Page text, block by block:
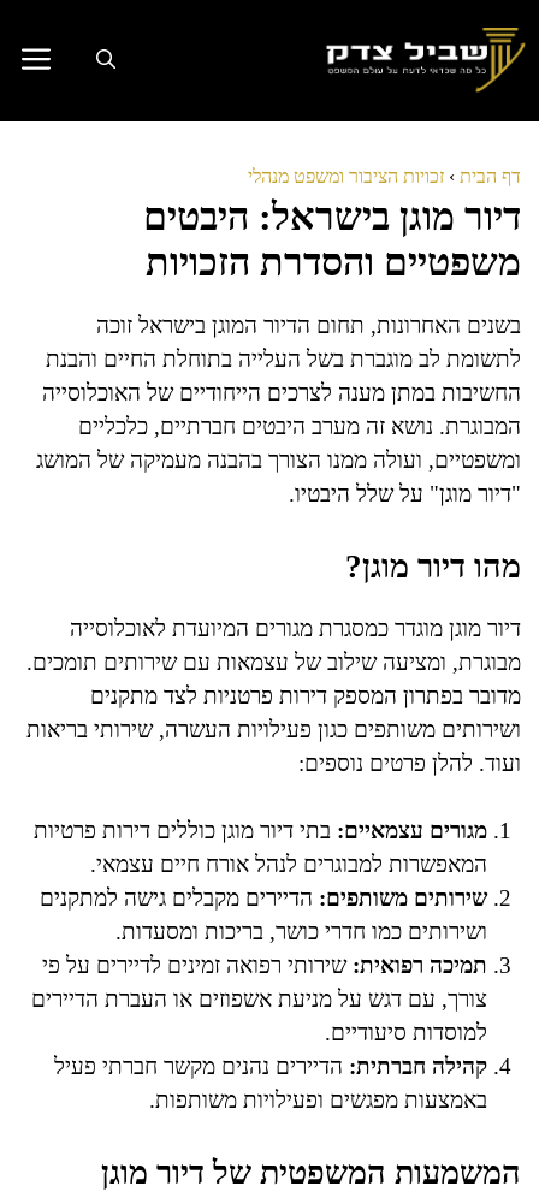
לתוכן
דף הבית › זכויות הציבור ומשפט מנהלי
דיור מוגן בישראל: היבטים
משפטיים והסדרת הזכויות
בשנים האחרונות, תחום הדיור המוגן בישראל זוכה
לתשומת לב מוגברת בשל העלייה בתוחלת החיים והבנת
החשיבות במתן מענה לצרכים הייחודיים של האוכלוסייה
המבוגרת. נושא זה מערב היבטים חברתיים, כלכליים
ומשפטיים, ועולה ממנו הצורך בהבנה מעמיקה של המושג
"דיור מוגן" על שלל היבטיו.
מהו דיור מוגן?
דיור מוגן מוגדר כמסגרת מגורים המיועדת לאוכלוסייה
מבוגרת, ומציעה שילוב של עצמאות עם שירותים תומכים.
מדובר בפתרון המספק דירות פרטניות לצד מתקנים
ושירותים משותפים כגון פעילויות העשרה, שירותי בריאות
ועוד. להלן פרטים נוספים:
מגורים עצמאיים: בתי דיור מוגן כוללים דירות פרטיות
המאפשרות למבוגרים לנהל אורח חיים עצמאי.
שירותים משותפים: הדיירים מקבלים גישה למתקנים
ושירותים כמו חדרי כושר, בריכות ומסעדות.
תמיכה רפואית: שירותי רפואה זמינים לדיירים על פי
צורך, עם דגש על מניעת אשפוזים או העברת הדיירים
למוסדות סיעודיים.
קהילה חברתית: הדיירים נהנים מקשר חברתי פעיל
באמצעות מפגשים ופעילויות משותפות.
המשמעות המשפטית של דיור מוגן